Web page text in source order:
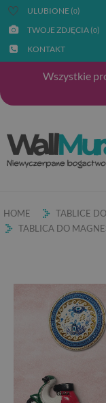
ULUBIONE (0)
TWOJE ZDJĘCIA (0)
KONTAKT
Wszystkie
HOME
TABLICE
TABLICA DO